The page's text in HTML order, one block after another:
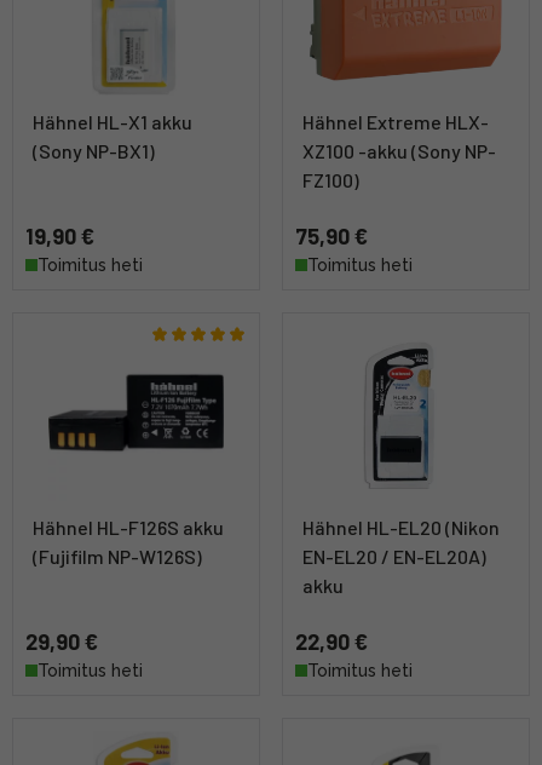
Hähnel HL-X1 akku
(Sony NP-BX1)
19,90 €
Toimitus heti
Hähnel Extreme HLX-
XZ100 -akku (Sony NP-
FZ100)
75,90 €
Toimitus heti
Hähnel HL-F126S akku
(Fujifilm NP-W126S)
29,90 €
Toimitus heti
Hähnel HL-EL20 (Nikon
EN-EL20 / EN-EL20A)
akku
22,90 €
Toimitus heti